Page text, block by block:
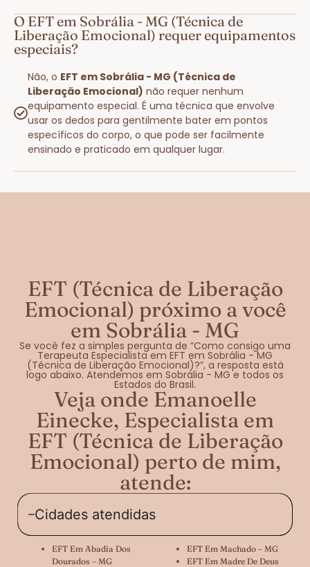
O EFT em Sobrália - MG (Técnica de
Liberação Emocional) requer equipamentos
especiais?
Não, o EFT em Sobrália - MG (Técnica de
Liberação Emocional) não requer nenhum
equipamento especial. É uma técnica que envolve
usar os dedos para gentilmente bater em pontos
específicos do corpo, o que pode ser facilmente
ensinado e praticado em qualquer lugar.
EFT (Técnica de Liberação
Emocional) próximo a você
em Sobrália - MG
Se você fez a simples pergunta de “Como consigo uma
Terapeuta Especialista em EFT em Sobrália - MG
(Técnica de Liberação Emocional)?”, a resposta está
logo abaixo. Atendemos em Sobrália - MG e todos os
Estados do Brasil.
Veja onde Emanoelle
Einecke, Especialista em
EFT (Técnica de Liberação
Emocional) perto de mim,
atende:
Cidades atendidas
EFT Em Abadia Dos
Dourados – MG
EFT Em Machado – MG
EFT Em Madre De Deus